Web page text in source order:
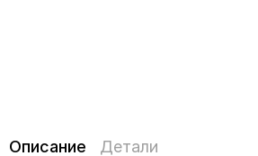
Описание Детали